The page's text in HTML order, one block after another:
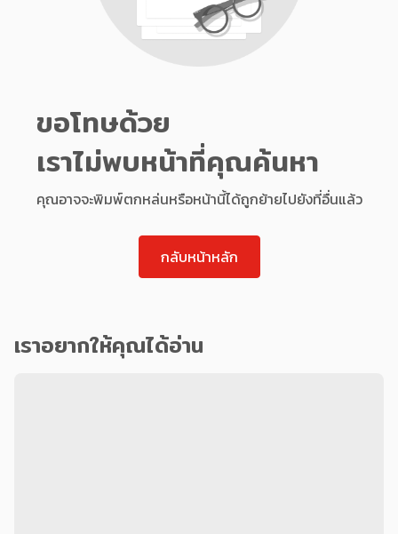
ขอโทษด้วย
เราไม่พบหน้าที่คุณค้นหา
คุณอาจจะพิมพ์ตกหล่นหรือหน้านี้ได้ถูกย้ายไปยังที่อื่นแล้ว
กลับหน้าหลัก
เราอยากให้คุณได้อ่าน